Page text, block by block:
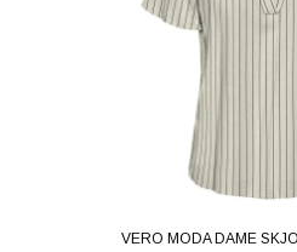
VERO MODA DAME